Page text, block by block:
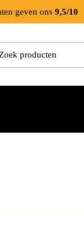
geven ons 9,5/10